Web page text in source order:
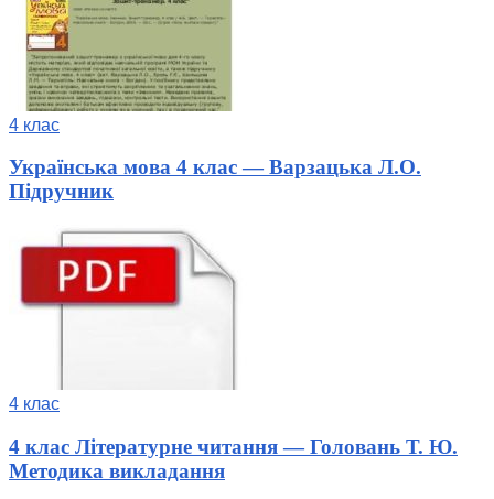
4 клас
Українська мова 4 клас — Варзацька Л.О.
Підручник
4 клас
4 клас Літературне читання — Головань Т. Ю.
Методика викладання